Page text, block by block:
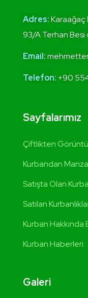
Adres:Karaağaç
93/A Terhan
Email:
Telefon: +90
Sayfalarımız
Çiftlikten
Kurbandan
Satışta Olan
Satılan
Kurban Hakkında
Kurban Haberleri
Galeri